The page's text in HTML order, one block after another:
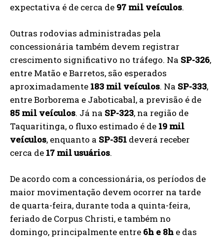
expectativa é de cerca de 97 mil veículos.
Outras rodovias administradas pela
concessionária também devem registrar
crescimento significativo no tráfego. Na SP-326,
entre Matão e Barretos, são esperados
aproximadamente 183 mil veículos. Na SP-333,
entre Borborema e Jaboticabal, a previsão é de
85 mil veículos. Já na SP-323, na região de
Taquaritinga, o fluxo estimado é de 19 mil
veículos, enquanto a SP-351 deverá receber
cerca de 17 mil usuários.
De acordo com a concessionária, os períodos de
maior movimentação devem ocorrer na tarde
de quarta-feira, durante toda a quinta-feira,
feriado de Corpus Christi, e também no
domingo, principalmente entre 6h e 8h e das